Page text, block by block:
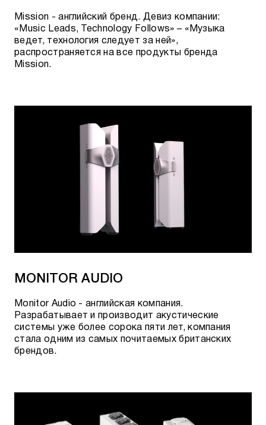
Mission - английский бренд. Девиз компании:
«Music Leads, Technology Follows» – «Музыка
ведет, технология следует за ней»,
распространяется на все продукты бренда
Mission.
MONITOR AUDIO
Monitor Audio - английская компания.
Разрабатывает и производит акустические
системы уже более сорока пяти лет, компания
стала одним из самых почитаемых британских
брендов.